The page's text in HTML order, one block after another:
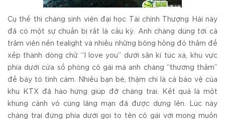
Cụ thể thì chàng sinh viên đại học Tài chính Thượng Hải này
đã có một sự chuẩn bị rất là cầu kỳ. Anh chàng dùng tới cả
trăm viên nến tealight và nhiều những bông hồng đỏ thắm để
xếp thành dòng chữ “I love you” dưới sân kí túc xá, khu vực
phía dưới cửa sổ phòng cô gái mà anh chàng “thương thầm”
để bày tỏ tình cảm. Nhiều bạn bè, thậm chí là cả bảo vệ của
khu KTX đã hào hứng giúp đỡ chàng trai. Kết quả là một
khung cảnh vô cùng lãng mạn đã được dựng lên. Lúc này
chàng trai đứng phía dưới gọi to tên cô gái với mong muốn